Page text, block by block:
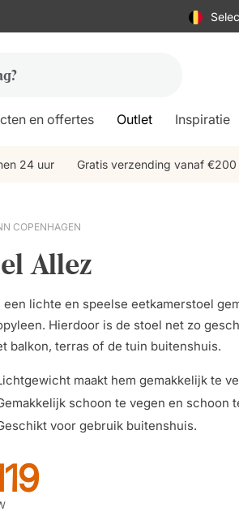
en offertes Outlet Inspiratie
24 uur Gratis verzending vanaf €200
COPENHAGEN
Allez
een lichte en speelse eetkamerstoel
Hierdoor is de stoel net zo
balkon, terras of de tuin buitenshuis.
maakt hem gemakkelijk te
schoon te vegen en schoon
voor gebruik buitenshuis.